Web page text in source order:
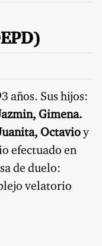
años. Sus hijos:
Gimena.
Octavioy
efectuado en
de duelo:
velatorio